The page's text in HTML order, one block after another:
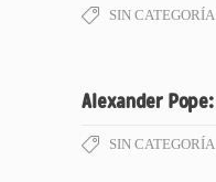
SIN CATEGORÍA
Alexander
SIN CATEGORÍA